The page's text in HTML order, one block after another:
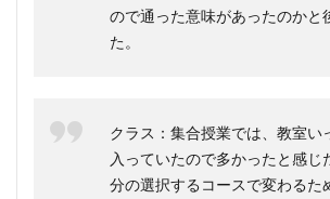
ので通った意味があったのかと
た。
クラス：集合授業では、教室い
入っていたので多かったと感じ
分の選択するコースで変わるた